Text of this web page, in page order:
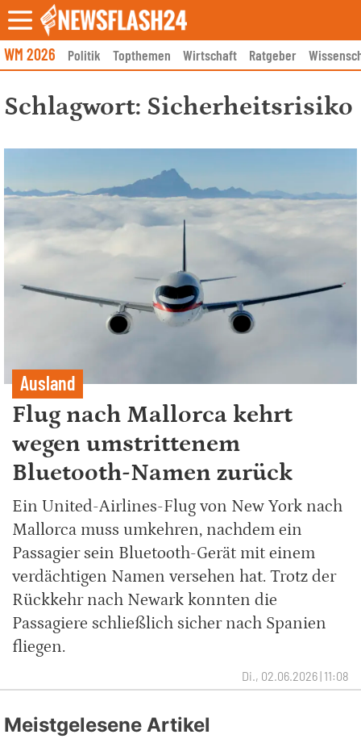
Skip
to
content
WM 2026 Politik Topthemen Wirtschaft Ratgeber
Schlagwort: Sicherheitsrisiko
Ausland
Flug nach Mallorca kehrt
wegen umstrittenem
Bluetooth-Namen zurück
Ein United-Airlines-Flug von New York nach
Mallorca muss umkehren, nachdem ein
Passagier sein Bluetooth-Gerät mit einem
verdächtigen Namen versehen hat. Trotz der
Rückkehr nach Newark konnten die
Passagiere schließlich sicher nach Spanien
fliegen.
Di., 02.06.2026 | 11:08
Meistgelesene Artikel